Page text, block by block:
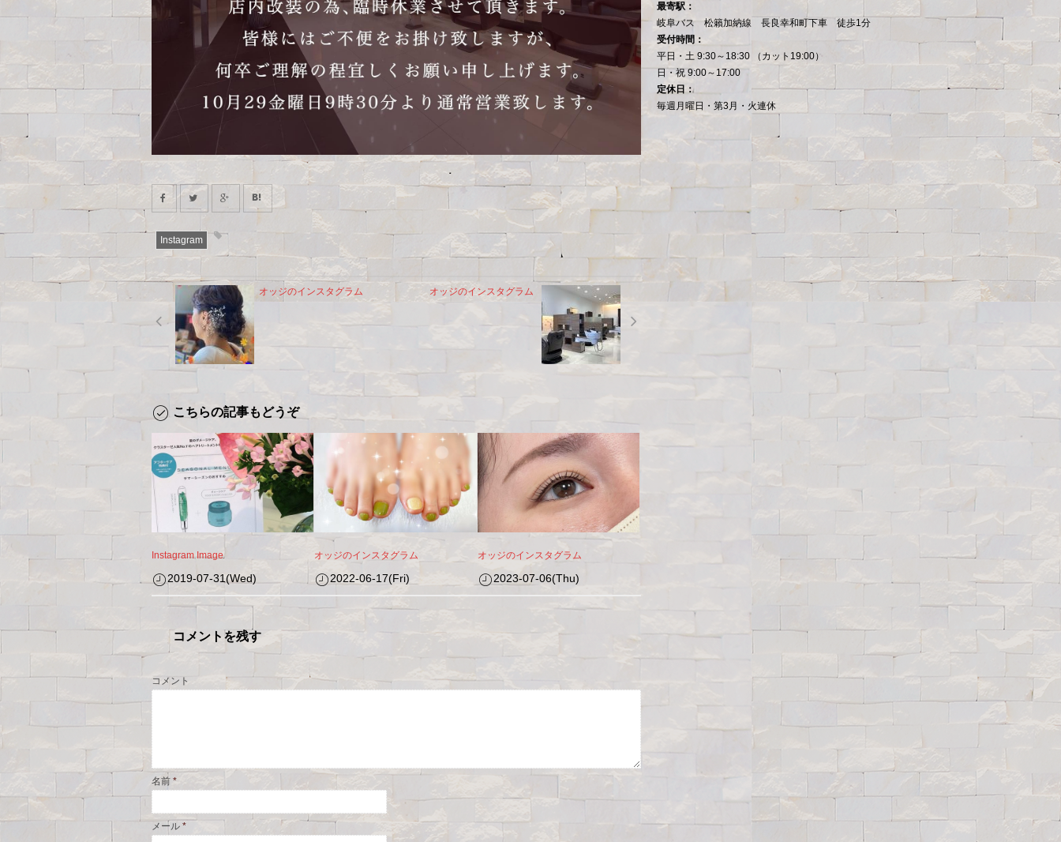
Instagram
オッジのインスタグラム オッジのインスタグラム
こちらの記事もどうぞ
Instagram Image
2019-07-31(Wed)
オッジのインスタグラム
2022-06-17(Fri)
オッジのインスタグラム
2023-07-06(Thu)
コメントを残す
コメント
名前 *
メール *
最寄駅：
岐阜バス 松籟加納線 長良幸和町下車 徒歩1分
受付時間：
平日・土 9:30～18:30 （カット19:00）
日・祝 9:00～17:00
定休日：
毎週月曜日・第3月・火連休